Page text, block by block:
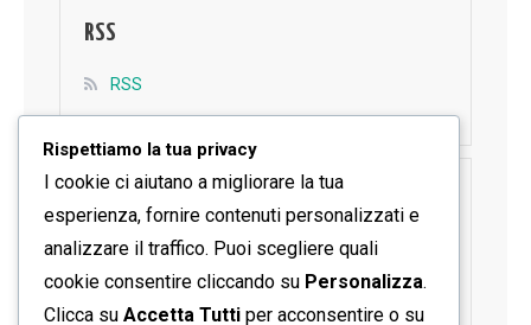
RSS
RSS
SEGUICI SU FACEBOOK
Rispettiamo la tua privacy
I cookie ci aiutano a migliorare la tua
esperienza, fornire contenuti personalizzati e
analizzare il traffico. Puoi scegliere quali
cookie consentire cliccando su Personalizza.
Clicca su Accetta Tutti per acconsentire o su